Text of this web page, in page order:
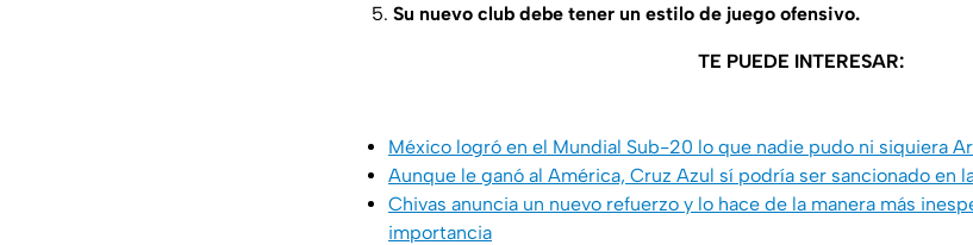
Su nuevo club debe tener un estilo de juego ofensivo.
TE PUEDE INTERESAR:
México logró en el Mundial Sub-20 lo que nadie pudo ni siquiera
Aunque le ganó al América, Cruz Azul sí podría ser sancionado en
Chivas anuncia un nuevo refuerzo y lo hace de la manera más
importancia